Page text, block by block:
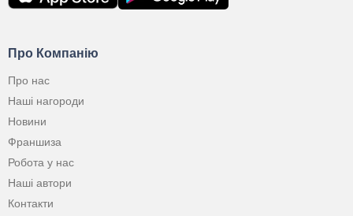
Про Компанію
Про нас
Наші нагороди
Новини
Франшиза
Робота у нас
Наші автори
Контакти